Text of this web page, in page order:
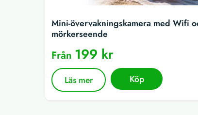
Mini-övervakningskamera med Wifi
mörkerseende
Från 199 kr
Läs mer Köp